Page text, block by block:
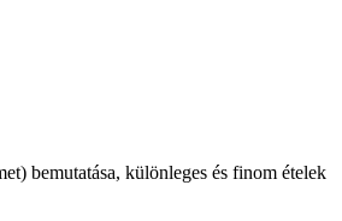
bemutatása, különleges és finom ételek